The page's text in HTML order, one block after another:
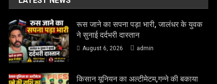
रूस जाने का सपना पड़ा भारी, जालंधर के युवक
ने सुनाई दर्दभरी दास्तान
August 6, 2026 admin
किसान यूनियन का अल्टीमेटम,गन्ने की बकाया